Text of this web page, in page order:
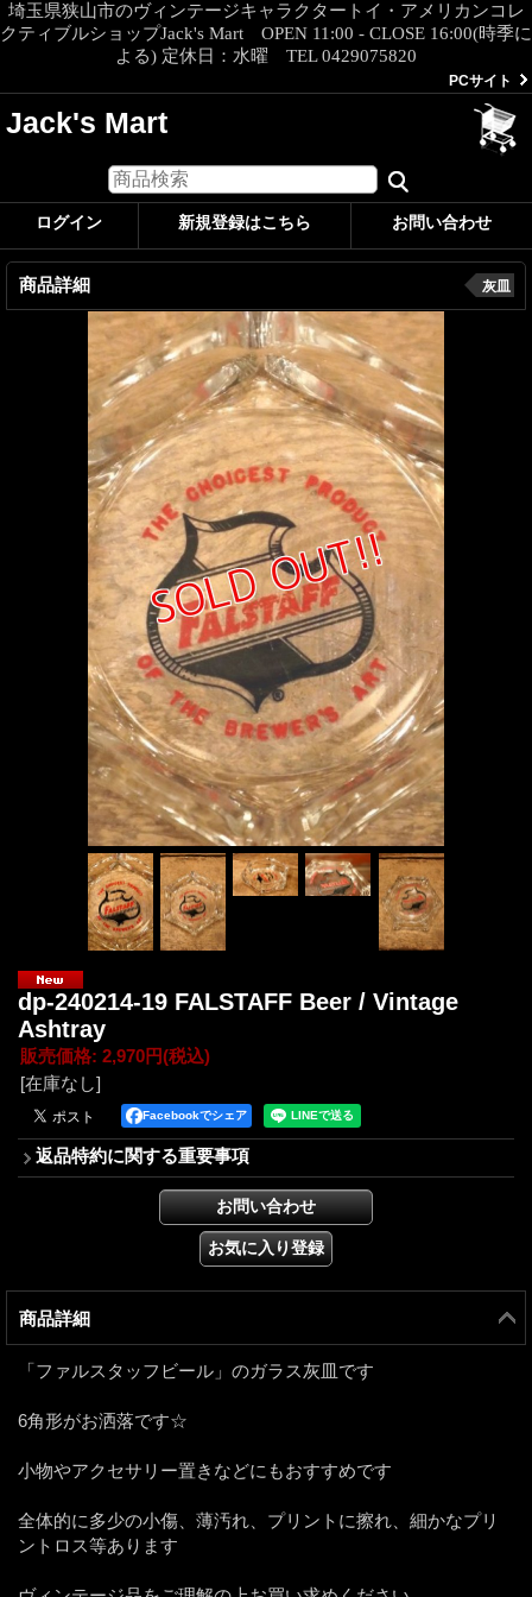
埼玉県狭山市のヴィンテージキャラクタートイ・アメリカンコレ
クティブルショップJack's Mart OPEN 11:00 - CLOSE 16:00(時季に
よる) 定休日：水曜 TEL 0429075820
PCサイト
Jack's Mart
ログイン 新規登録はこちら お問い合わせ
商品詳細 灰皿
dp-240214-19 FALSTAFF Beer / Vintage
Ashtray
販売価格: 2,970円(税込)
[在庫なし]
Facebookでシェア
返品特約に関する重要事項
商品詳細
「ファルスタッフビール」のガラス灰皿です
6角形がお洒落です☆
小物やアクセサリー置きなどにもおすすめです
全体的に多少の小傷、薄汚れ、プリントに擦れ、細かなプリ
ントロス等あります